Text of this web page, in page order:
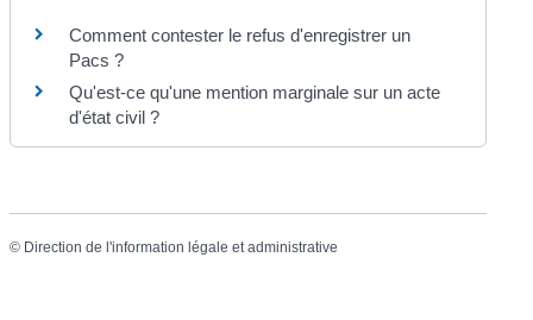
Comment contester le refus d'enregistrer un
Pacs ?
Qu'est-ce qu'une mention marginale sur un acte
d'état civil ?
© Direction de l'information légale et administrative